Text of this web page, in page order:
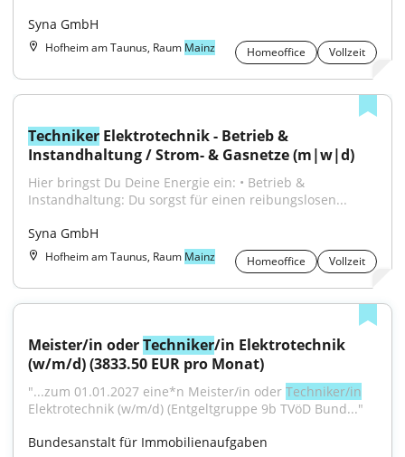
Syna GmbH
Hofheim am Taunus, Raum Mainz Homeoffice Vollzeit
Techniker Elektrotechnik - Betrieb &
Instandhaltung / Strom- & Gasnetze (m|w|d)
Hier bringst Du Deine Energie ein: • Betrieb &
Instandhaltung: Du sorgst für einen reibungslosen...
Syna GmbH
Hofheim am Taunus, Raum Mainz Homeoffice Vollzeit
Meister/in oder Techniker/in Elektrotechnik
(w/m/d) (3833.50 EUR pro Monat)
"...zum 01.01.2027 eine*n Meister/in oder Techniker/in
Elektrotechnik (w/m/d) (Entgeltgruppe 9b TVöD Bund..."
Bundesanstalt für Immobilienaufgaben